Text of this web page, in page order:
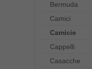
Bermuda
Camici
Camicie
Cappelli
Casacche